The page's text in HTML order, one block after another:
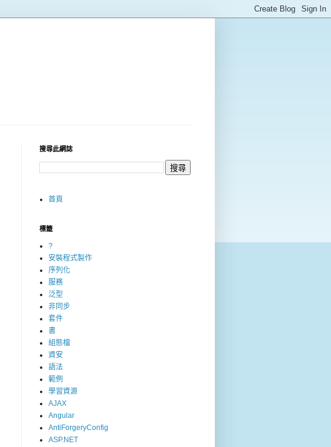
搜尋此網誌
首頁
標籤
?
安裝程式製作
序列化
服務
泛型
非同步
套件
書
組態檔
資安
語法
範例
學習資源
AJAX
Angular
AntiForgeryConfig
ASP.NET